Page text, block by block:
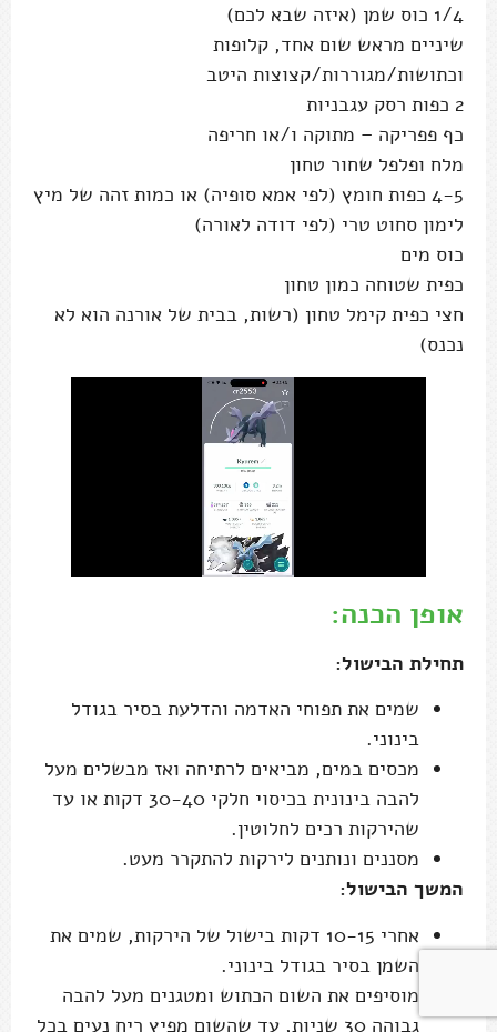
1/4 כוס שמן (איזה שבא לכם)
שיניים מראש שום אחד, קלופות
וכתושות/מגוררות/קצוצות היטב
2 כפות רסק עגבניות
כף פפריקה – מתוקה ו/או חריפה
מלח ופלפל שחור טחון
4-5 כפות חומץ (לפי אמא סופיה) או כמות זהה של מיץ
לימון סחוט טרי (לפי דודה לאורה)
כוס מים
כפית שטוחה כמון טחון
חצי כפית קימל טחון (רשות, בבית של אורנה הוא לא
נכנס)
אופן הכנה:
תחילת הבישול:
שמים את תפוחי האדמה והדלעת בסיר בגודל
בינוני.
מכסים במים, מביאים לרתיחה ואז מבשלים מעל
להבה בינונית בכיסוי חלקי 30-40 דקות או עד
שהירקות רכים לחלוטין.
מסננים ונותנים לירקות להתקרר מעט.
המשך הבישול:
אחרי 10-15 דקות בישול של הירקות, שמים את
השמן בסיר בגודל בינוני.
מוסיפים את השום הכתוש ומטגנים מעל להבה
גבוהה 30 שניות, עד שהשום מפיץ ריח נעים בכל